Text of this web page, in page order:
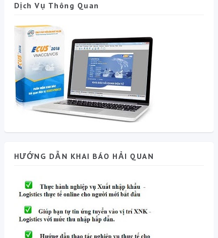
Dịch Vụ Thông Quan
HƯỚNG DẪN KHAI BÁO HẢI QUAN